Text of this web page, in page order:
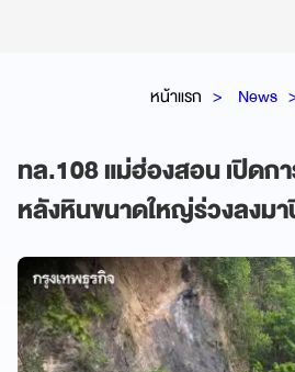
หน้าแรก News
ทล.108 แม่ฮ่องสอน เปิดก
หลังหินขนาดใหญ่ร่วงลงม